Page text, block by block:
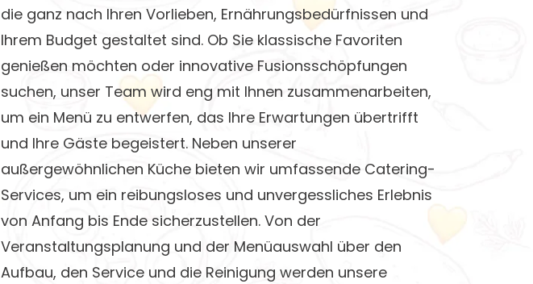
die ganz nach Ihren Vorlieben, Ernährungsbedürfnissen und
Ihrem Budget gestaltet sind. Ob Sie klassische Favoriten
genießen möchten oder innovative Fusionsschöpfungen
suchen, unser Team wird eng mit Ihnen zusammenarbeiten,
um ein Menü zu entwerfen, das Ihre Erwartungen übertrifft
und Ihre Gäste begeistert. Neben unserer
außergewöhnlichen Küche bieten wir umfassende Catering-
Services, um ein reibungsloses und unvergessliches Erlebnis
von Anfang bis Ende sicherzustellen. Von der
Veranstaltungsplanung und der Menüauswahl über den
Aufbau, den Service und die Reinigung werden unsere